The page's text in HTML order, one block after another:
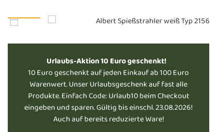
Urlaubs-Aktion 10 Euro geschenkt!
10 Euro geschenkt auf jeden Einkauf ab 100 Euro
Warenwert. Unser Urlaubsgeschenk auf fast alle
Produkte. Einfach Code: Urlaub10 beim Checkout
eingeben und sparen. Gültig bis einschl. 23.08.2026!
Auch auf bereits reduzierte Ware!